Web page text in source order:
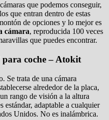
que podemos conseguir,
que entran dentro de estas
de opciones y lo mejor es
cámara, reproducida 100 veces
que puedes encontrar.
coche – Atokit
Se trata de una cámara
alrededor de la placa,
rango de visión a la altura
estándar, adaptable a cualquier
Unidos. No es inalámbrica.